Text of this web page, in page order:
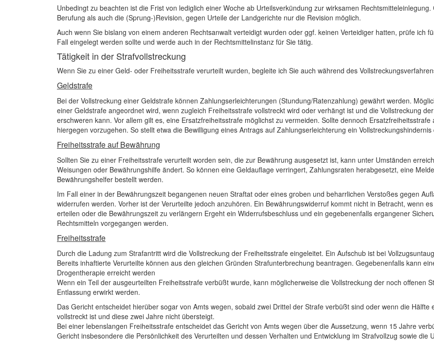
Unbedingt zu beachten ist die Frist von lediglich einer Woche ab Urteilsverkündung zur wirksamen
Berufung als auch die (Sprung-)Revision, gegen Urteile der Landgerichte nur die Revision möglich.
Auch wenn Sie bislang von einem anderen Rechtsanwalt verteidigt wurden oder ggf. keinen Verteidiger hatten, prüfe ich
Fall eingelegt werden sollte und werde auch in der Rechtsmittelinstanz für Sie tätig.
Tätigkeit in der Strafvollstreckung
Wenn Sie zu einer Geld- oder Freiheitsstrafe verurteilt wurden, begleite ich Sie auch während des
Geldstrafe
Bei der Vollstreckung einer Geldstrafe können Zahlungserleichterungen (Stundung/Ratenzahlung) gewährt werden.
einer Geldstrafe angeordnet wird, wenn zugleich Freiheitsstrafe vollstreckt wird oder verhängt ist und die Vollstreckung
erschweren kann. Vor allem gilt es, eine Ersatzfreiheitsstrafe möglichst zu vermeiden. Sollte dennoch
hiergegen vorzugehen. So stellt etwa die Bewilligung eines Antrags auf Zahlungserleichterung ein
Freiheitsstrafe auf Bewährung
Sollten Sie zu einer Freiheitsstrafe verurteilt worden sein, die zur Bewährung ausgesetzt ist, kann unter Umständen
Weisungen oder Bewährungshilfe ändert. So können eine Geldauflage verringert, Zahlungsraten herabgesetzt, eine
Bewährungshelfer bestellt werden.
Im Fall einer in der Bewährungszeit begangenen neuen Straftat oder eines groben und beharrlichen Verstoßes gegen
widerrufen werden. Vorher ist der Verurteilte jedoch anzuhören. Ein Bewährungswiderruf kommt nicht in Betracht, wenn
erteilen oder die Bewährungszeit zu verlängern Ergeht ein Widerrufsbeschluss und ein gegebenenfalls ergangener
Rechtsmitteln vorgegangen werden.
Freiheitsstrafe
Durch die Ladung zum Strafantritt wird die Vollstreckung der Freiheitsstrafe eingeleitet. Ein Aufschub ist bei
Bereits inhaftierte Verurteilte können aus den gleichen Gründen Strafunterbrechung beantragen. Gegebenenfalls kann
Drogentherapie erreicht werden
Wenn ein Teil der ausgeurteilten Freiheitsstrafe verbüßt wurde, kann möglicherweise die Vollstreckung der noch offenen
Entlassung erwirkt werden.
Das Gericht entscheidet hierüber sogar von Amts wegen, sobald zwei Drittel der Strafe verbüßt sind oder wenn die
vollstreckt ist und diese zwei Jahre nicht übersteigt.
Bei einer lebenslangen Freiheitsstrafe entscheidet das Gericht von Amts wegen über die Aussetzung, wenn 15 Jahre
Gericht insbesondere die Persönlichkeit des Verurteilten und dessen Verhalten und Entwicklung im Strafvollzug sowie die